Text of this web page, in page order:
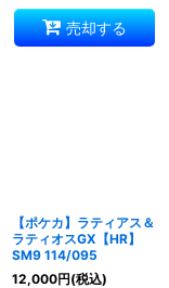
売却する
【ポケカ】ラティアス＆
ラティオスGX【HR】
SM9 114/095
12,000円(税込)